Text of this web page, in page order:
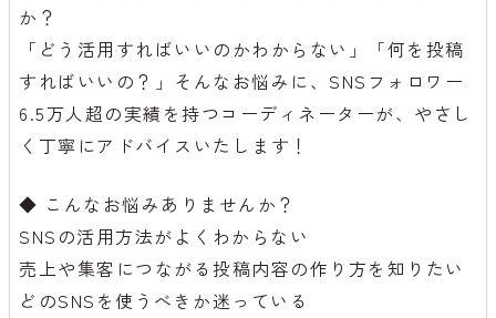
か？
「どう活用すればいいのかわからない」「何を投稿
すればいいの？」そんなお悩みに、SNSフォロワー
6.5万人超の実績を持つコーディネーターが、やさし
く丁寧にアドバイスいたします！
◆ こんなお悩みありませんか？
SNSの活用方法がよくわからない
売上や集客につながる投稿内容の作り方を知りたい
どのSNSを使うべきか迷っている